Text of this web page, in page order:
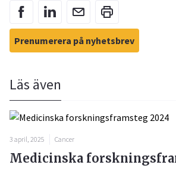
Prenumerera på nyhetsbrev
Läs även
3 april, 2025 Cancer
Medicinska